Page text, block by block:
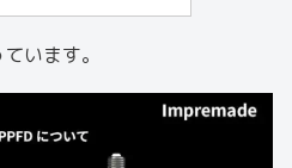
います。